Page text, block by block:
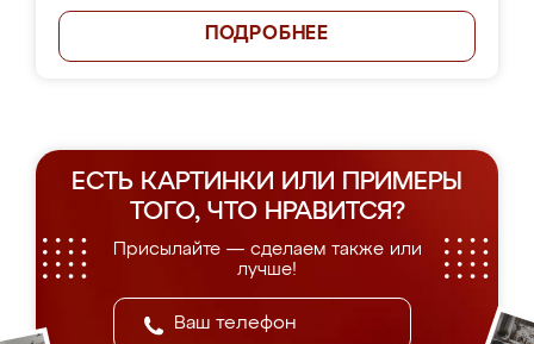
ПОДРОБНЕЕ
ЕСТЬ КАРТИНКИ ИЛИ ПРИМЕРЫ
ТОГО, ЧТО НРАВИТСЯ?
Присылайте — сделаем также или
лучше!